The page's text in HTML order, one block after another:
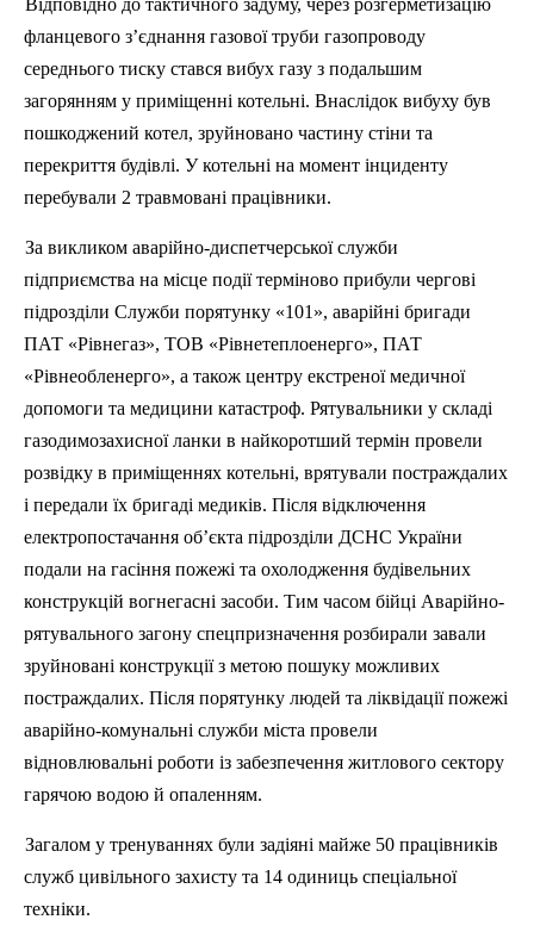
Відповідно до тактичного задуму, через розгерметизацію
фланцевого з’єднання газової труби газопроводу
середнього тиску стався вибух газу з подальшим
загорянням у приміщенні котельні. Внаслідок вибуху був
пошкоджений котел, зруйновано частину стіни та
перекриття будівлі. У котельні на момент інциденту
перебували 2 травмовані працівники.
За викликом аварійно-диспетчерської служби
підприємства на місце події терміново прибули чергові
підрозділи Служби порятунку «101», аварійні бригади
ПАТ «Рівнегаз», ТОВ «Рівнетеплоенерго», ПАТ
«Рівнеобленерго», а також центру екстреної медичної
допомоги та медицини катастроф. Рятувальники у складі
газодимозахисної ланки в найкоротший термін провели
розвідку в приміщеннях котельні, врятували постраждалих
і передали їх бригаді медиків. Після відключення
електропостачання об’єкта підрозділи ДСНС України
подали на гасіння пожежі та охолодження будівельних
конструкцій вогнегасні засоби. Тим часом бійці Аварійно-
рятувального загону спецпризначення розбирали завали
зруйновані конструкції з метою пошуку можливих
постраждалих. Після порятунку людей та ліквідації пожежі
аварійно-комунальні служби міста провели
відновлювальні роботи із забезпечення житлового сектору
гарячою водою й опаленням.
Загалом у тренуваннях були задіяні майже 50 працівників
служб цивільного захисту та 14 одиниць спеціальної
техніки.